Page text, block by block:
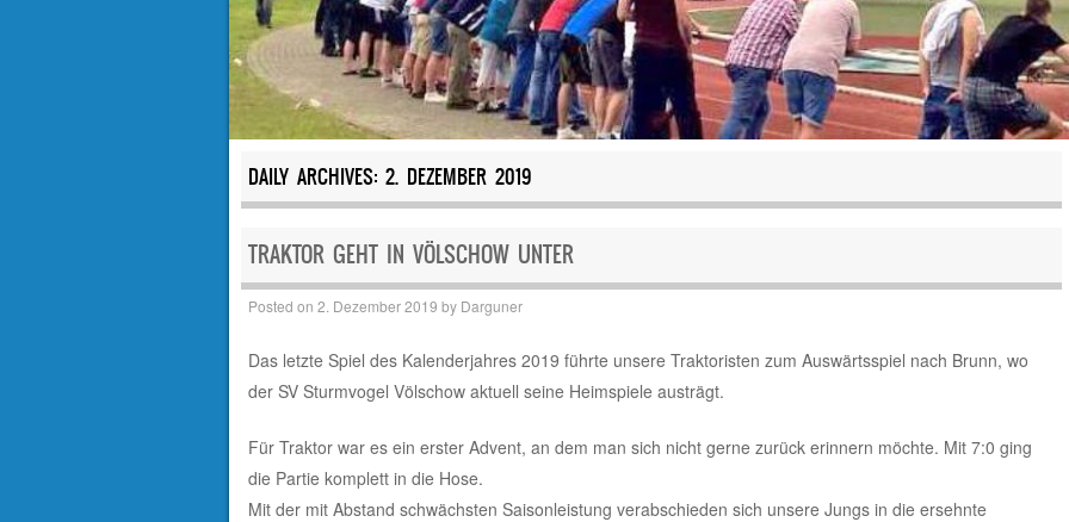
DAILY ARCHIVES: 2. DEZEMBER 2019
TRAKTOR GEHT IN VÖLSCHOW UNTER
Posted on 2. Dezember 2019 by Darguner
Das letzte Spiel des Kalenderjahres 2019 führte unsere Traktoristen zum Auswärtsspiel nach Brunn, wo
der SV Sturmvogel Völschow aktuell seine Heimspiele austrägt.
Für Traktor war es ein erster Advent, an dem man sich nicht gerne zurück erinnern möchte. Mit 7:0 ging
die Partie komplett in die Hose.
Mit der mit Abstand schwächsten Saisonleistung verabschieden sich unsere Jungs in die ersehnte